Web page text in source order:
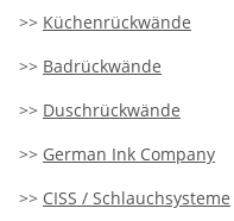
>> Küchenrückwände
>> Badrückwände
>> Duschrückwände
>> German Ink Company
>> CISS / Schlauchsysteme